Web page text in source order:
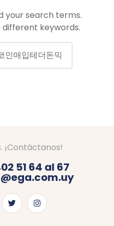
your search terms.
different keywords.
¡Contáctanos!
51 64 al 67